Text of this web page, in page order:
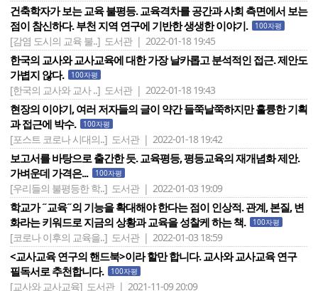
건축학자가 보는 교육 불평등. 교육격차를 공간과 사회 측면에서 보는
점이 참신하다. 부천 지역 연구에 기반한 생생한 이야기.
100자평
[감염 도시의 교육 불..] 도서관 | 2022-01-18 19:45
한국의 교사와 교사교육에 대한 가장 날카롭고 분석적인 접근. 제안도
가볍지 않다.
100자평
[한국의 교사와 교사 ..] 도서관 | 2022-01-18 19:43
현장의 이야기, 여러 저자들의 글이 약간 들쭉날쭉하지만 훌륭한 기획
과 접근에 박수.
100자평
[포스트 코로나 시대의..] 도서관 | 2022-01-18 19:42
보고서를 바탕으로 출간한 듯. 교육평등, 평등교육의 재개념화 제안.
가벼운데 가격은...
100자평
[우리들의 불평등한 학..] 도서관 | 2022-01-03 19:09
학교가 ˝교육˝의 기능을 확대해야 한다는 점이 인상적. 관계, 본질, 변
화라는 키워드로 지금의 상황과 교육을 성찰케 하는 책.
100자평
[코로나 이후의 교육을..] 도서관 | 2022-01-03 18:59
<교사교육 연구의 핸드북>이라 할만 합니다. 교사와 교사교육 연구
필독서로 추천합니다.
100자평
[교사와 교사교육] 도서관 | 2021-11-09 20:09